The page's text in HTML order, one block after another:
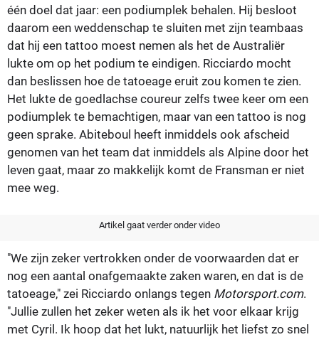
één doel dat jaar: een podiumplek behalen. Hij besloot
daarom een weddenschap te sluiten met zijn teambaas
dat hij een tattoo moest nemen als het de Australiër
lukte om op het podium te eindigen. Ricciardo mocht
dan beslissen hoe de tatoeage eruit zou komen te zien.
Het lukte de goedlachse coureur zelfs twee keer om een
podiumplek te bemachtigen, maar van een tattoo is nog
geen sprake. Abiteboul heeft inmiddels ook afscheid
genomen van het team dat inmiddels als Alpine door het
leven gaat, maar zo makkelijk komt de Fransman er niet
mee weg.
Artikel gaat verder onder video
"We zijn zeker vertrokken onder de voorwaarden dat er
nog een aantal onafgemaakte zaken waren, en dat is de
tatoeage," zei Ricciardo onlangs tegen Motorsport.com.
"Jullie zullen het zeker weten als ik het voor elkaar krijg
met Cyril. Ik hoop dat het lukt, natuurlijk het liefst zo snel